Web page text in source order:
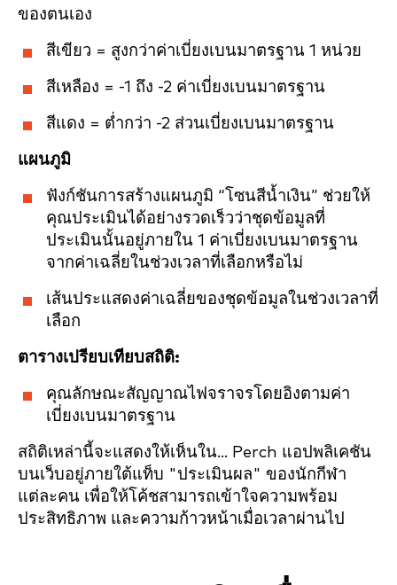
ของตนเอง
สีเขียว = สูงกว่าค่าเบี่ยงเบนมาตรฐาน 1 หน่วย
สีเหลือง = -1 ถึง -2 ค่าเบี่ยงเบนมาตรฐาน
สีแดง = ต่ำกว่า -2 ส่วนเบี่ยงเบนมาตรฐาน
แผนภูมิ
ฟังก์ชันการสร้างแผนภูมิ “โซนสีน้ำเงิน” ช่วยให้
คุณประเมินได้อย่างรวดเร็วว่าชุดข้อมูลที่
ประเมินนั้นอยู่ภายใน 1 ค่าเบี่ยงเบนมาตรฐาน
จากค่าเฉลี่ยในช่วงเวลาที่เลือกหรือไม่
เส้นประแสดงค่าเฉลี่ยของชุดข้อมูลในช่วงเวลาที่
เลือก
ตารางเปรียบเทียบสถิติ:
คุณลักษณะสัญญาณไฟจราจรโดยอิงตามค่า
เบี่ยงเบนมาตรฐาน
สถิติเหล่านี้จะแสดงให้เห็นใน... Perch แอปพลิเคชัน
บนเว็บอยู่ภายใต้แท็บ "ประเมินผล" ของนักกีฬา
แต่ละคน เพื่อให้โค้ชสามารถเข้าใจความพร้อม
ประสิทธิภาพ และความก้าวหน้าเมื่อเวลาผ่านไป